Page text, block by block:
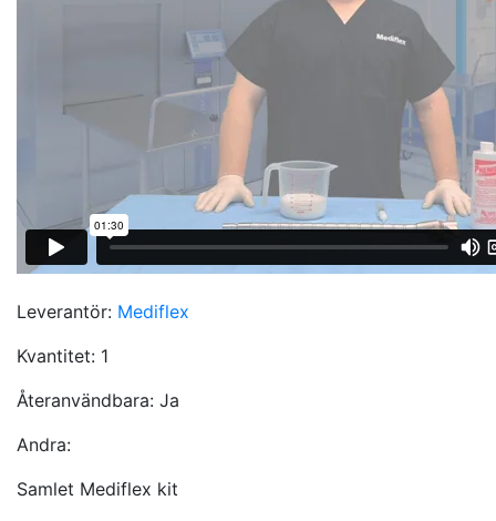
Leverantör: Mediflex
Kvantitet: 1
Återanvändbara: Ja
Andra:
Samlet Mediflex kit